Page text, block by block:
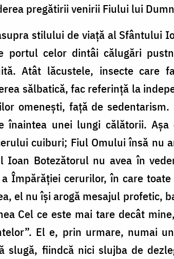
pregătirii venirii Fiului lui
stilului de viață al Sfântului
portul celor dintâi călugări
Atât lăcustele, insecte care
sălbatică, fac referință la
omenești, față de
înaintea unei lungi călătorii.
cuiburi; Fiul Omului însă nu
Botezătorul nu avea în
Împărăției cerurilor, în care
el nu își arogă mesajul profetic,
Cel ce este mai tare decât
El e, prin urmare, numai
slugă, fiindcă nici slujba de